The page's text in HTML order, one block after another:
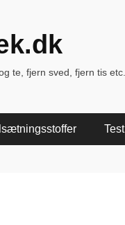
te, fjern sved, fjern tis etc.
Test